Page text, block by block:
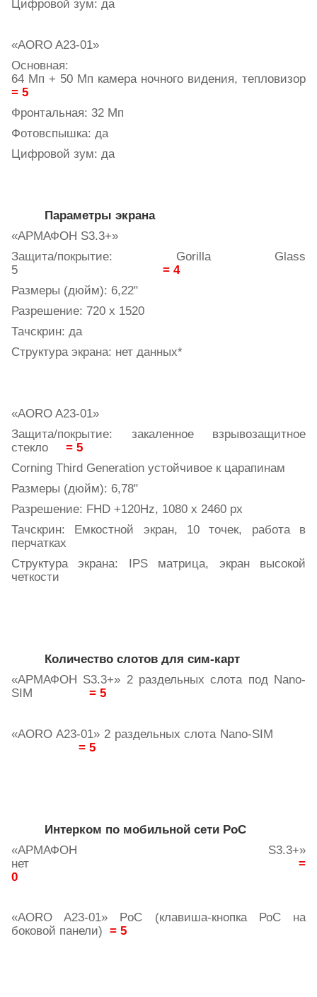
Цифровой зум: да
«AORO A23-01»
Основная:
64 Мп + 50 Мп камера ночного видения, тепловизор
= 5
Фронтальная: 32 Мп
Фотовспышка: да
Цифровой зум: да
Параметры экрана
«АРМАФОН S3.3+»
Защита/покрытие: Gorilla Glass
5 = 4
Размеры (дюйм): 6,22"
Разрешение: 720 x 1520
Тачскрин: да
Структура экрана: нет данных*
«AORO A23-01»
Защита/покрытие: закаленное взрывозащитное
стекло = 5
Corning Third Generation устойчивое к царапинам
Размеры (дюйм): 6,78"
Разрешение: FHD +120Hz, 1080 x 2460 px
Тачскрин: Емкостной экран, 10 точек, работа в
перчатках
Структура экрана: IPS матрица, экран высокой
четкости
Количество слотов для сим-карт
«АРМАФОН S3.3+» 2 раздельных слота под Nano-
SIM = 5
«AORO A23-01» 2 раздельных слота Nano-SIM
= 5
Интерком по мобильной сети PoC
«АРМАФОН S3.3+»
нет =
0
«AORO A23-01» PоC (клавиша-кнопка РоС на
боковой панели) = 5